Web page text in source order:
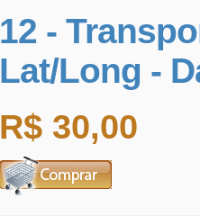
Lat/Long -
R$ 30,00